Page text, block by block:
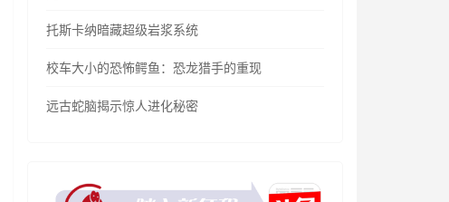
托斯卡纳暗藏超级岩浆系统
校车大小的恐怖鳄鱼：恐龙猎手的重现
远古蛇脑揭示惊人进化秘密